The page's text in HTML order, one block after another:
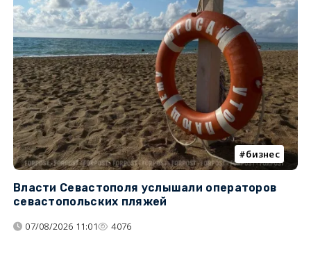
бизнес
Власти Севастополя услышали операторов
севастопольских пляжей
07/08/2026 11:01 4076